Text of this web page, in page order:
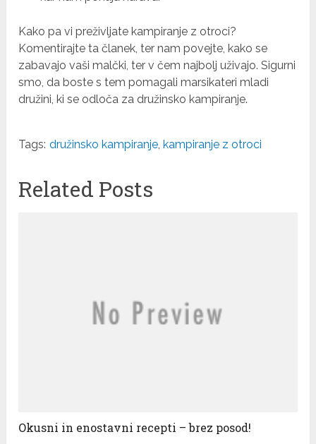
Kako pa vi preživljate kampiranje z otroci?
Komentirajte ta članek, ter nam povejte, kako se
zabavajo vaši malčki, ter v čem najbolj uživajo. Sigurni
smo, da boste s tem pomagali marsikateri mladi
družini, ki se odloča za družinsko kampiranje.
Tags: družinsko kampiranje, kampiranje z otroci
Related Posts
Okusni in enostavni recepti – brez posod!